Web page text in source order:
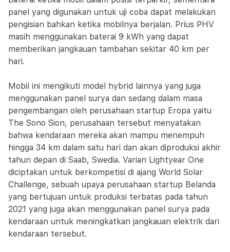
panel yang digunakan untuk uji coba dapat melakukan
pengisian bahkan ketika mobilnya berjalan. Prius PHV
masih menggunakan baterai 9 kWh yang dapat
memberikan jangkauan tambahan sekitar 40 km per
hari.
Mobil ini mengikuti model hybrid lainnya yang juga
menggunakan panel surya dan sedang dalam masa
pengembangan oleh perusahaan startup Eropa yaitu
The Sono Sion, perusahaan tersebut menyatakan
bahwa kendaraan mereka akan mampu menempuh
hingga 34 km dalam satu hari dan akan diproduksi akhir
tahun depan di Saab, Swedia. Varian Lightyear One
diciptakan untuk berkompetisi di ajang World Solar
Challenge, sebuah upaya perusahaan startup Belanda
yang bertujuan untuk produksi terbatas pada tahun
2021 yang juga akan menggunakan panel surya pada
kendaraan untuk meningkatkan jangkauan elektrik dari
kendaraan tersebut.